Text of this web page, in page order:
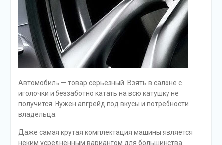
Автомобиль — товар серьёзный. Взять в салоне с
иголочки и беззаботно катать на всю катушку не
получится. Нужен апгрейд под вкусы и потребности
владельца.
Даже самая крутая комплектация машины является
неким усреднённым вариантом для большинства.